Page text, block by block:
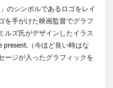
のシンボルであるロゴをレイ
を手がけた映画監督でグラフ
ルズ氏がデザインしたイラス
present.（今ほど良い時はな
ージが入ったグラフィックを